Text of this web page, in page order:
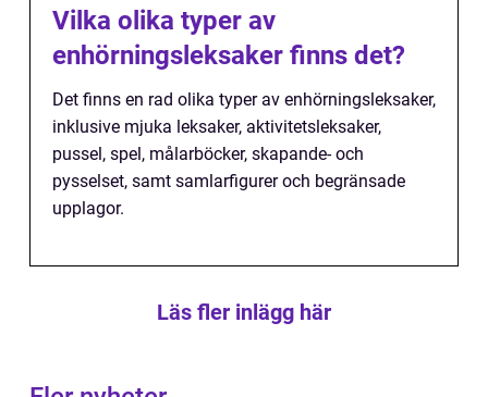
Vilka olika typer av
enhörningsleksaker finns det?
Det finns en rad olika typer av enhörningsleksaker,
inklusive mjuka leksaker, aktivitetsleksaker,
pussel, spel, målarböcker, skapande- och
pysselset, samt samlarfigurer och begränsade
upplagor.
Läs fler inlägg här